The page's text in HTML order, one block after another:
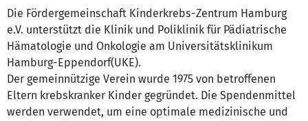
Die Fördergemeinschaft Kinderkrebs-Zentrum Hamburg
e.V. unterstützt die Klinik und Poliklinik für Pädiatrische
Hämatologie und Onkologie am Universitätsklinikum
Hamburg-Eppendorf(UKE).
Der gemeinnützige Verein wurde 1975 von betroffenen
Eltern krebskranker Kinder gegründet. Die Spendenmittel
werden verwendet, um eine optimale medizinische und